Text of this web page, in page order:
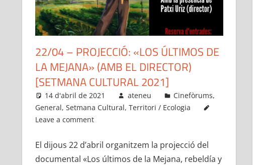
22/04 – PROJECCIÓ: «LOS ÚLTIMOS DE
LA MEJANA» (AMB EL DIRECTOR)
[SETMANA CULTURAL 2021]
14 d'abril de 2021 ateneu Cinefòrums,
General, Setmana Cultural, Territori / Ecologia
Leave a comment
El dijous 22 d’abril organitzem la projecció del
documental «Los últimos de la Mejana, rebeldía y